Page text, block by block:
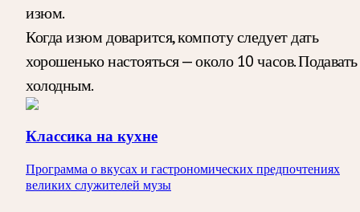
изюм.
Когда изюм доварится, компоту следует дать
хорошенько настояться — около 10 часов. Подавать
холодным.
Классика на кухне
Программа о вкусах и гастрономических предпочтениях
великих служителей музы